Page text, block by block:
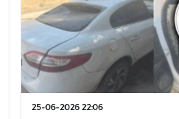
25-06-2026 22:06